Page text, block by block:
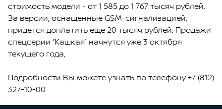
стоимость модели - от 1 585 до 1 767 тысяч рублей.
За версии, оснащенные GSM-сигнализацией,
придется доплатить еще 20 тысяч рублей. Продажи
спецсерии “Кашкая” начнутся уже 3 октября
текущего года,
Подробности Вы можете узнать по телефону +7 (812)
327-10-00